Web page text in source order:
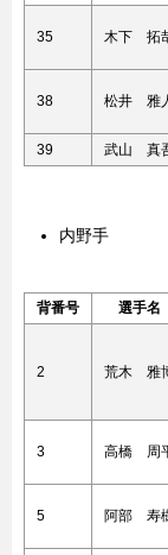
35 木下 拓
38 松井 雅
39
武山 真
内野手
背番号 選手名
2 荒木 雅
3 高橋 周
5 阿部 寿